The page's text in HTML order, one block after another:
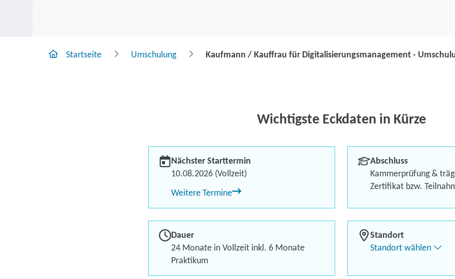
Anerkannte IHK-
150 Euro
Startseite Umschulung Kaufmann / Kauffrau für Digitalisierungsmanagement -
Wichtigste Eckdaten in Kürze
Nächster Starttermin
10.08.2026 (Vollzeit)
Weitere Termine
Abschluss
Kammerprüfung &
Zertifikat bzw.
Dauer
24 Monate in Vollzeit inkl. 6 Monate
Praktikum
Standort
Standort wählen